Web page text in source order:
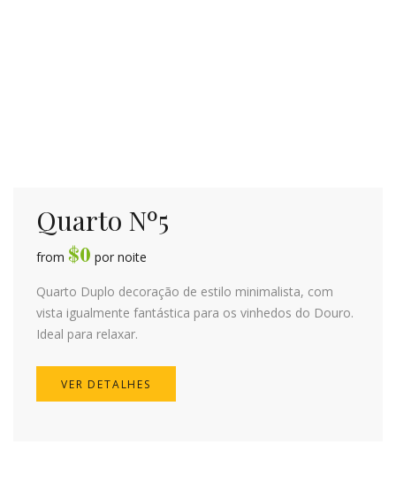
from $0 por noite
Quarto Nº5
Quarto Duplo decoração de estilo minimalista, com
vista igualmente fantástica para os vinhedos do Douro.
Ideal para relaxar.
VER DETALHES